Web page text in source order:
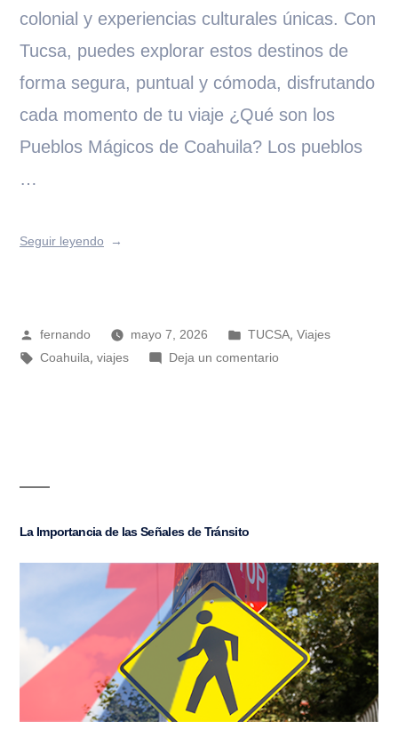
colonial y experiencias culturales únicas. Con
Tucsa, puedes explorar estos destinos de
forma segura, puntual y cómoda, disfrutando
cada momento de tu viaje ¿Qué son los
Pueblos Mágicos de Coahuila? Los pueblos
…
Seguir leyendo
fernando mayo 7, 2026 TUCSA,Viajes
Coahuila,viajes Deja un comentario
La Importancia de las Señales de Tránsito